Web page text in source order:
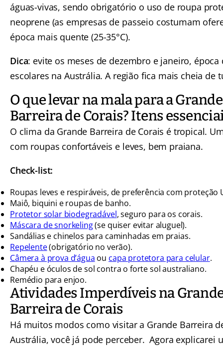
águas-vivas, sendo obrigatório o uso de roupa
neoprene (as empresas de passeio costumam
época mais quente (25-35°C).
Dica: evite os meses de dezembro e janeiro, época
escolares na Austrália. A região fica mais cheia de
O que levar na mala para a Grande
Barreira de Corais? Itens
O clima da Grande Barreira de Corais é tropical.
com roupas confortáveis e leves, bem praiana.
Check-list:
Roupas leves e respiráveis, de preferência com proteção
Maiô, biquini e roupas de banho.
Protetor solar biodegradável, seguro para os corais.
Máscara de snorkeling(se quiser evitar aluguel).
Sandálias e chinelos para caminhadas em praias.
Repelente(obrigatório no verão).
Câmera à prova d’água ou capa protetora para celular.
Chapéu e óculos de sol contra o forte sol australiano.
Remédio para enjoo.
Atividades Imperdíveis na
Barreira de Corais
Há muitos modos como visitar a Grande Barreira
Austrália, você já pode perceber. Agora explicarei